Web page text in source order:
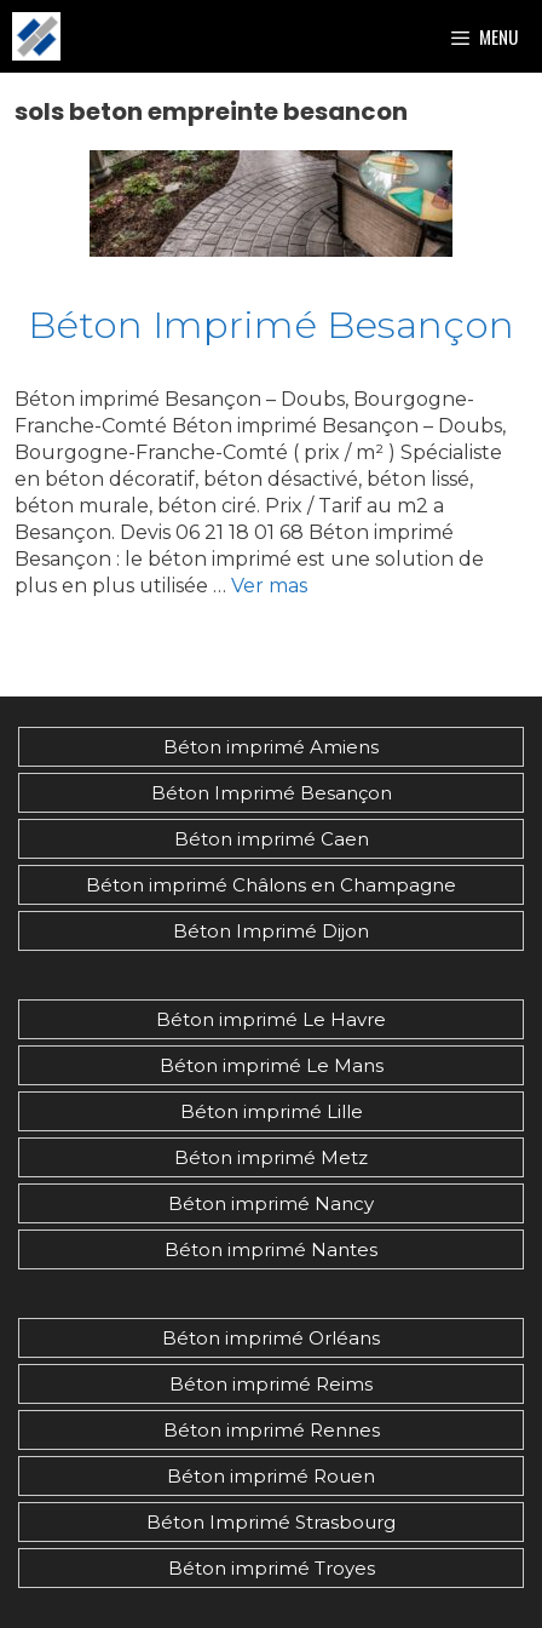
Aller
au
contenu
MENU
sols beton empreinte besancon
Béton Imprimé Besançon
Béton imprimé Besançon – Doubs, Bourgogne-
Franche-Comté Béton imprimé Besançon – Doubs,
Bourgogne-Franche-Comté ( prix / m² ) Spécialiste
en béton décoratif, béton désactivé, béton lissé,
béton murale, béton ciré. Prix / Tarif au m2 a
Besançon. Devis 06 21 18 01 68 Béton imprimé
Besançon : le béton imprimé est une solution de
plus en plus utilisée … Ver mas
Béton imprimé Amiens
Béton Imprimé Besançon
Béton imprimé Caen
Béton imprimé Châlons en Champagne
Béton Imprimé Dijon
Béton imprimé Le Havre
Béton imprimé Le Mans
Béton imprimé Lille
Béton imprimé Metz
Béton imprimé Nancy
Béton imprimé Nantes
Béton imprimé Orléans
Béton imprimé Reims
Béton imprimé Rennes
Béton imprimé Rouen
Béton Imprimé Strasbourg
Béton imprimé Troyes